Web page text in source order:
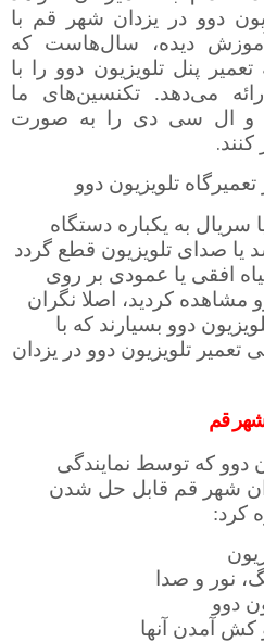
دوو در یزدان شهر قم با
دیده، سال‌هاست که
پنل تلویزیون دوو را با
می‌دهد. تکنسین‌های ما
و ال سی دی را به صورت
.
تلویزیون دوو
سریال به یکباره دستگاه
صدای تلویزیون قطع گردد
افقی یا عمودی بر روی
مشاهده کردید، اصلا نگران
دوو بسیارند که با
تعمیر تلویزیون دوو در یزدان
شهر قم
دوو که توسط نمایندگی
شهر قم قابل حل شدن
کرد:
نور و صدا
دوو
کش آمدن آنها